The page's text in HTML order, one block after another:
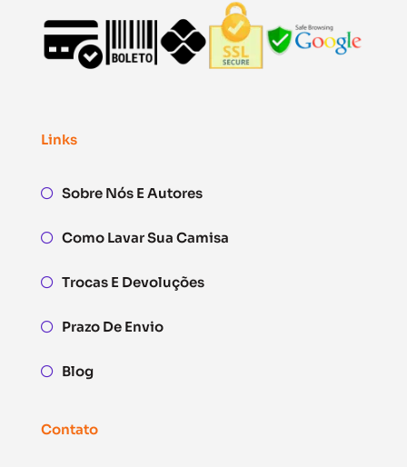
Links
Sobre Nós E Autores
Como Lavar Sua Camisa
Trocas E Devoluções
Prazo De Envio
Blog
Contato